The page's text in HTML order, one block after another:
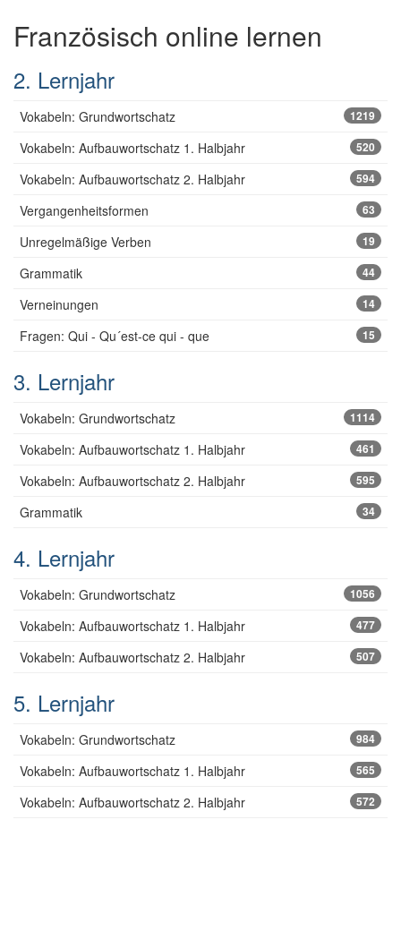
Französisch online lernen
2. Lernjahr
Vokabeln: Grundwortschatz 1219
Vokabeln: Aufbauwortschatz 1. Halbjahr 520
Vokabeln: Aufbauwortschatz 2. Halbjahr 594
Vergangenheitsformen 63
Unregelmäßige Verben 19
Grammatik 44
Verneinungen 14
Fragen: Qui - Qu´est-ce qui - que 15
3. Lernjahr
Vokabeln: Grundwortschatz 1114
Vokabeln: Aufbauwortschatz 1. Halbjahr 461
Vokabeln: Aufbauwortschatz 2. Halbjahr 595
Grammatik 34
4. Lernjahr
Vokabeln: Grundwortschatz 1056
Vokabeln: Aufbauwortschatz 1. Halbjahr 477
Vokabeln: Aufbauwortschatz 2. Halbjahr 507
5. Lernjahr
Vokabeln: Grundwortschatz 984
Vokabeln: Aufbauwortschatz 1. Halbjahr 565
Vokabeln: Aufbauwortschatz 2. Halbjahr 572